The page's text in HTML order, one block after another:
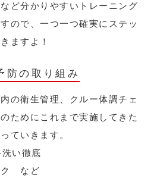
ど分かりやすいトレーニング
ので、一つ一つ確実にステッ
ますよ！
防の取り組み
の衛生管理、クルー体調チェ
ためにこれまで実施してきた
ていきます。
い徹底
ク など